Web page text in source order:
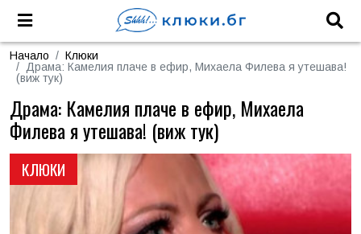
Начало
Клюки
Драма: Камелия плаче в ефир, Михаела Филева я утешава!
(виж тук)
КЛЮКИ
Драма: Камелия плаче в ефир, Михаела
Филева я утешава! (виж тук)